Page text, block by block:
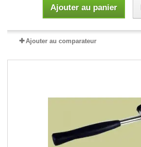
Ajouter au panier
Ajouter au comparateur